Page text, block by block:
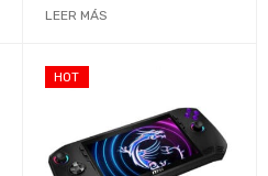
TOUCHSCREEN 144Hz IPS
LEER MÁS
HOT